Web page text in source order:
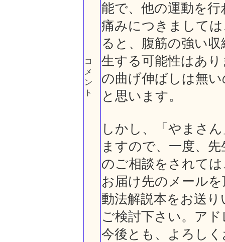
コ
メ
ン
ト
能で、他の運動を
痛みにつきまして
ると、腹筋の強い
生する可能性はあ
の曲げ伸ばしは無
と思います。
しかし、「やまさ
ますので、一度、
のご相談をされて
お届け先のメール
動法解説本をお送
ご検討下さい。アド
今後とも、よろし